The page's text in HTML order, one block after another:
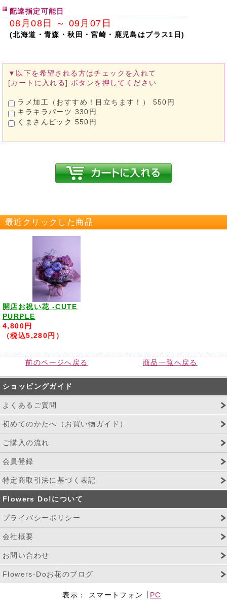
配達指定可能日
08月08日 ～ 09月07日
(北海道・青森・秋田・宮崎・鹿児島はプラス1日)
▼以下を希望される方はチェックを入れて
[カートに入れる] ボタンを押してください
ラメ加工（おすすめ！目立ちます！） 550円
キラキラパーツ 330円
くまさんピック 550円
最近クリックした商品
開店お祝い花 -CUTE
PURPLE
4,800円
（税込5,280円）
前のページへ戻る 商品一覧へ戻る
ショッピングガイド
よくあるご質問
初めてのかたへ（お買い物ガイド）
ご購入の流れ
会員登録
特定商取引法に基づく表記
Flowers Do!について
プライバシーポリシー
会社概要
お問い合わせ
Flowers-Doお花のブログ
表示： スマートフォン PC